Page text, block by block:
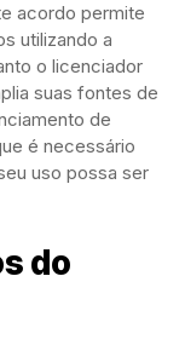
acordo permite
utilizando a
o licenciador
suas fontes de
de
é necessário
uso possa ser
do